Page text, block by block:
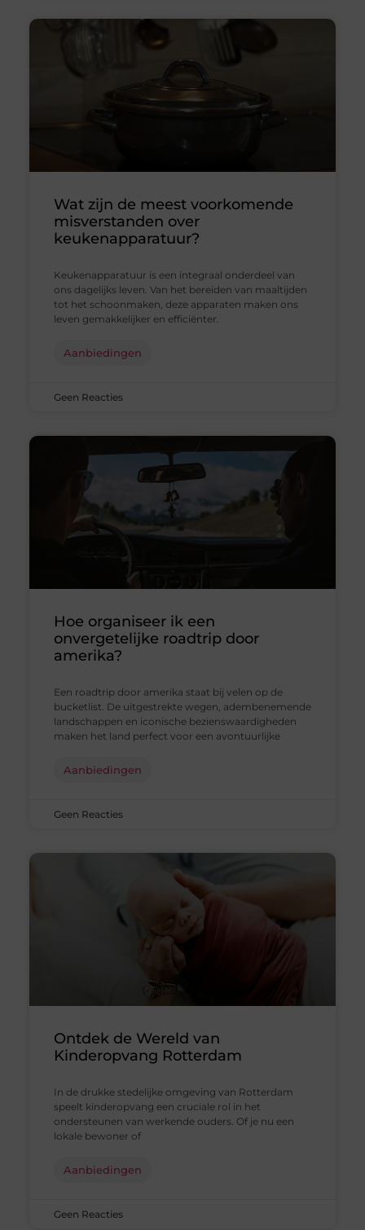
Wat zijn de meest voorkomende
misverstanden over
keukenapparatuur?
Keukenapparatuur is een integraal onderdeel van
ons dagelijks leven. Van het bereiden van maaltijden
tot het schoonmaken, deze apparaten maken ons
leven gemakkelijker en efficiënter.
Aanbiedingen
Geen Reacties
Hoe organiseer ik een
onvergetelijke roadtrip door
amerika?
Een roadtrip door amerika staat bij velen op de
bucketlist. De uitgestrekte wegen, adembenemende
landschappen en iconische bezienswaardigheden
maken het land perfect voor een avontuurlijke
Aanbiedingen
Geen Reacties
Ontdek de Wereld van
Kinderopvang Rotterdam
In de drukke stedelijke omgeving van Rotterdam
speelt kinderopvang een cruciale rol in het
ondersteunen van werkende ouders. Of je nu een
lokale bewoner of
Aanbiedingen
Geen Reacties